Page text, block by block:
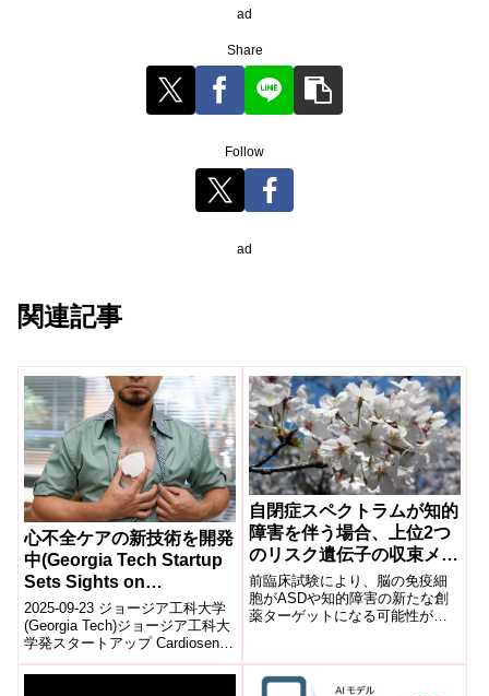
ad
Share
Follow
ad
関連記事
心不全ケアの新技術を開発
中(Georgia Tech Startup
Sets Sights on
Transforming Heart
Failure Care)
2025-09-23 ジョージア工科大学
(Georgia Tech)ジョージア工科大
学発スタートアップ Cardiosense
は、心不全患者を在宅で継続的
にモ...
自閉症スペクトラムが知的
障害を伴う場合、上位2つ
のリスク遺伝子の収束メカ
ニズムが原因である可能性
(When autism spectrum
disorder occurs with
convergent mechanism
for two top-ranking risk
前臨床試験により、脳の免疫細
胞がASDや知的障害の新たな創
薬ターゲットになる可能性があ